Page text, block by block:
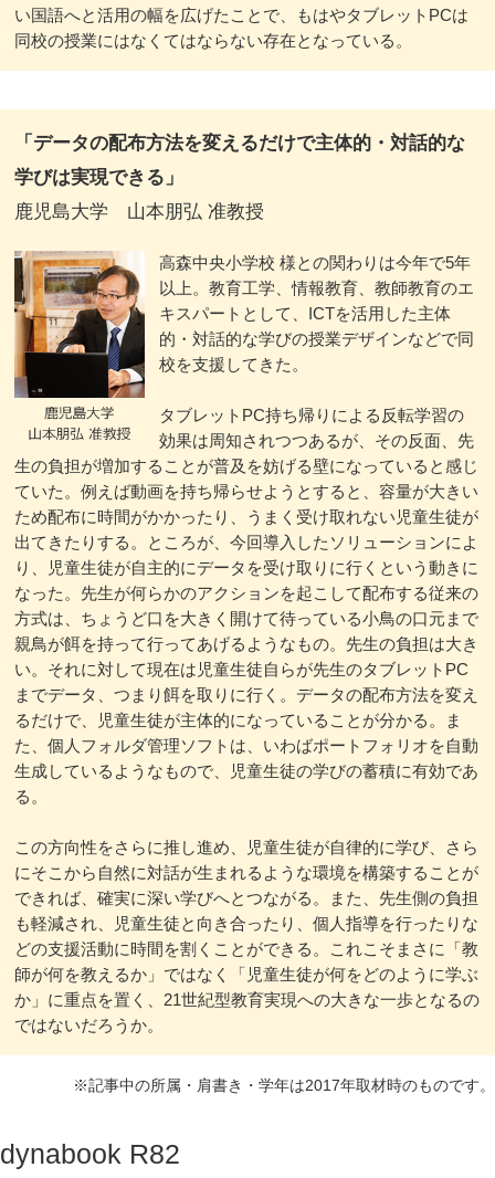
い国語へと活用の幅を広げたことで、もはやタブレットPCは
同校の授業にはなくてはならない存在となっている。
「データの配布方法を変えるだけで主体的・対話的な
学びは実現できる」
鹿児島大学 山本朋弘 准教授
高森中央小学校 様との関わりは今年で5年
以上。教育工学、情報教育、教師教育のエ
キスパートとして、ICTを活用した主体
的・対話的な学びの授業デザインなどで同
校を支援してきた。
タブレットPC持ち帰りによる反転学習の
効果は周知されつつあるが、その反面、先
生の負担が増加することが普及を妨げる壁になっていると感じ
ていた。例えば動画を持ち帰らせようとすると、容量が大きい
ため配布に時間がかかったり、うまく受け取れない児童生徒が
出てきたりする。ところが、今回導入したソリューションによ
り、児童生徒が自主的にデータを受け取りに行くという動きに
なった。先生が何らかのアクションを起こして配布する従来の
方式は、ちょうど口を大きく開けて待っている小鳥の口元まで
親鳥が餌を持って行ってあげるようなもの。先生の負担は大き
い。それに対して現在は児童生徒自らが先生のタブレットPC
までデータ、つまり餌を取りに行く。データの配布方法を変え
るだけで、児童生徒が主体的になっていることが分かる。ま
た、個人フォルダ管理ソフトは、いわばポートフォリオを自動
生成しているようなもので、児童生徒の学びの蓄積に有効であ
る。
この方向性をさらに推し進め、児童生徒が自律的に学び、さら
にそこから自然に対話が生まれるような環境を構築することが
できれば、確実に深い学びへとつながる。また、先生側の負担
も軽減され、児童生徒と向き合ったり、個人指導を行ったりな
どの支援活動に時間を割くことができる。これこそまさに「教
師が何を教えるか」ではなく「児童生徒が何をどのように学ぶ
か」に重点を置く、21世紀型教育実現への大きな一歩となるの
ではないだろうか。
※記事中の所属・肩書き・学年は2017年取材時のものです。
dynabook R82